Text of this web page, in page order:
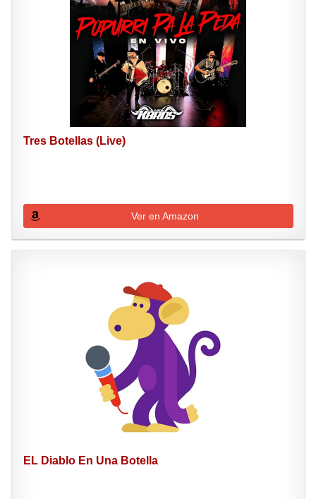
Tres Botellas (Live)
Ver en Amazon
EL Diablo En Una Botella